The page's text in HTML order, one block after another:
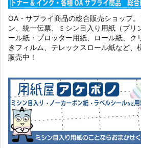
OA・サプライ商品の総合販売ショップ
ン、統一伝票、ミシン目入り用紙（プリ
ール紙・プロッター用紙、ロール紙、ク
きフィルム、テレックスロール紙など、
販売中！